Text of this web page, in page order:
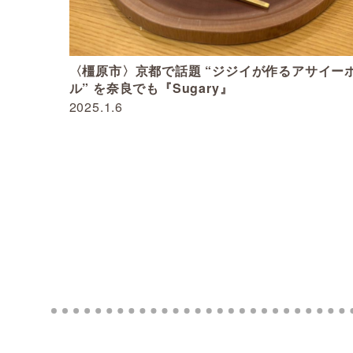
2025.1.6
〈橿原市〉京都で話題 “ジジイが作るアサイー
ル” を奈良でも『Sugary』